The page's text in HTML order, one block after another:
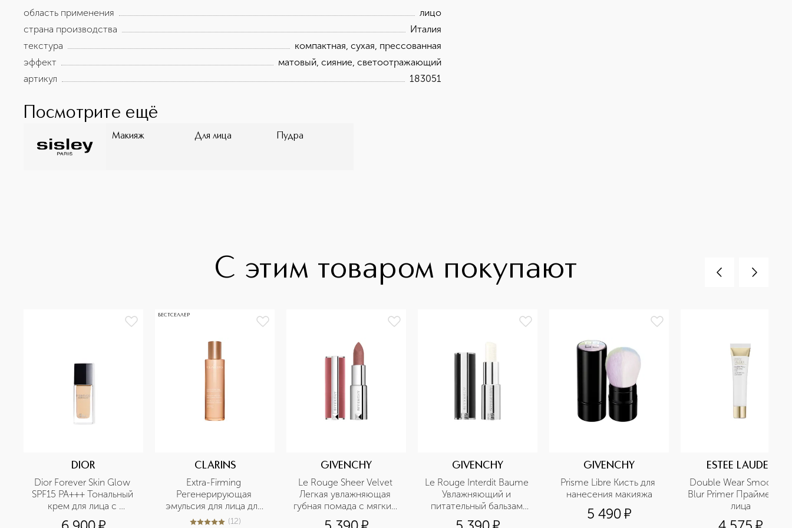
«О безопасности парфюмерно-косметической продукции».</p>
область применения
лицо
страна производства
Италия
текстура
компактная, сухая, прессованная
эффект
матовый, сияние, светоотражающий
артикул
183051
Посмотрите ещё
Макияж Для лица Пудра
С этим товаром покупают
DIOR
Dior Forever Skin Glow
SPF15 PA+++ Тональный
крем для лица с
сияющим финишем
БЕСТСЕЛЛЕР
CLARINS
Extra-Firming
Регенерирующая
эмульсия для лица для
любого типа кожи
5из 512 (12)
GIVENCHY
Le Rouge Sheer Velvet
Легкая увлажняющая
губная помада с мягким
матовым финишем
GIVENCHY
Le Rouge Interdit Baume
Увлажняющий и
питательный бальзам
для губ
GIVENCHY
Prisme Libre Кисть для
нанесения макияжа
5 490¤
ESTEE LAUDER
Double Wear Smooth &
Blur Primer Праймер для
лица